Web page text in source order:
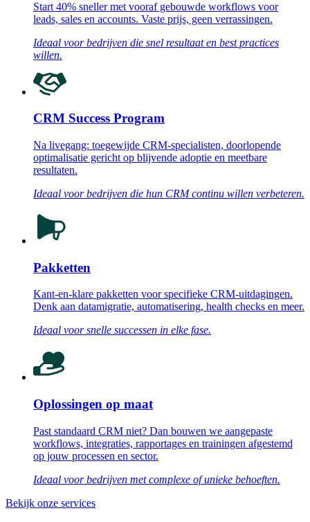
Start 40% sneller met vooraf gebouwde workflows voor
leads, sales en accounts. Vaste prijs, geen verrassingen.
Ideaal voor bedrijven die snel resultaat en best practices
willen.
CRM Success Program
Na livegang: toegewijde CRM-specialisten, doorlopende
optimalisatie gericht op blijvende adoptie en meetbare
resultaten.
Ideaal voor bedrijven die hun CRM continu willen verbeteren.
Pakketten
Kant-en-klare pakketten voor specifieke CRM-uitdagingen.
Denk aan datamigratie, automatisering, health checks en meer.
Ideaal voor snelle successen in elke fase.
Oplossingen op maat
Past standaard CRM niet? Dan bouwen we aangepaste
workflows, integraties, rapportages en trainingen afgestemd
op jouw processen en sector.
Ideaal voor bedrijven met complexe of unieke behoeften.
Bekijk onze services